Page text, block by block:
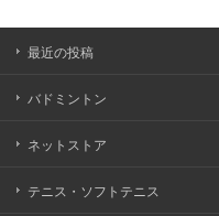
最近の投稿
バドミントン
ネットストア
テニス・ソフトテニス